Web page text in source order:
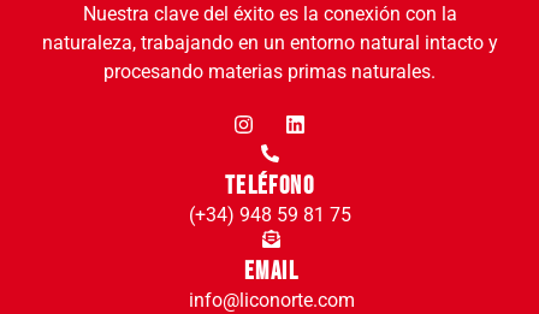
Nuestra clave del éxito es la conexión con la
naturaleza, trabajando en un entorno natural intacto y
procesando materias primas naturales.
Teléfono
(+34) 948 59 81 75
Email
info@liconorte.com